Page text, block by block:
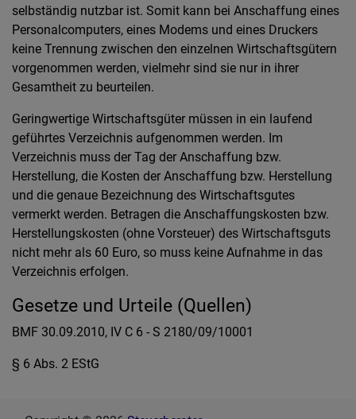
selbständig nutzbar ist. Somit kann bei Anschaffung eines
Personalcomputers, eines Modems und eines Druckers
keine Trennung zwischen den einzelnen Wirtschaftsgütern
vorgenommen werden, vielmehr sind sie nur in ihrer
Gesamtheit zu beurteilen.
Geringwertige Wirtschaftsgüter müssen in ein laufend
geführtes Verzeichnis aufgenommen werden. Im
Verzeichnis muss der Tag der Anschaffung bzw.
Herstellung, die Kosten der Anschaffung bzw. Herstellung
und die genaue Bezeichnung des Wirtschaftsgutes
vermerkt werden. Betragen die Anschaffungskosten bzw.
Herstellungskosten (ohne Vorsteuer) des Wirtschaftsguts
nicht mehr als 60 Euro, so muss keine Aufnahme in das
Verzeichnis erfolgen.
Gesetze und Urteile (Quellen)
BMF 30.09.2010, IV C 6 - S 2180/09/10001
§ 6 Abs. 2 EStG